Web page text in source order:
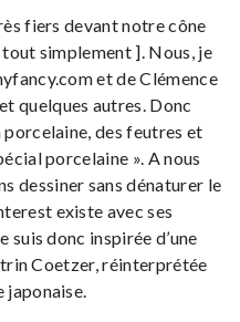
fiers devant notre cône
simplement ]. Nous, je
et de Clémence
quelques autres. Donc
des feutres et
porcelaine ». A nous
dessiner sans dénaturer le
existe avec ses
suis donc inspirée d’une
Coetzer, réinterprétée
japonaise.